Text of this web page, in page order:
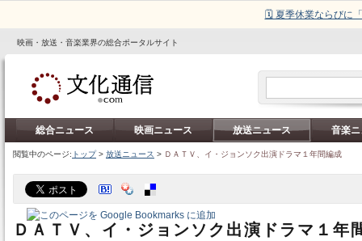
🗓️ 夏季休業ならびに
映画・放送・音楽業界の総合ポータルサイト
総合ニュース 映画ニュース 放送ニュース 音楽
閲覧中のページ: トップ> 放送ニュース > ＤＡＴＶ、イ・ジョンソク出演ドラマ１年間編成
ＤＡＴＶ、イ・ジョンソク出演ドラマ１年